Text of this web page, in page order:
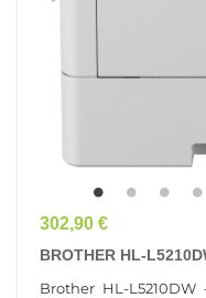
Prix
302,90 €
BROTHER HL-
Brother HL-